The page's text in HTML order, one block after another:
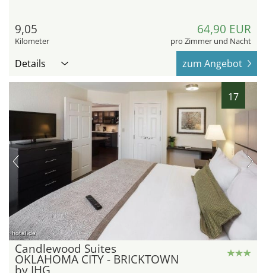
9,05
Kilometer
64,90 EUR
pro Zimmer und Nacht
Details zum Angebot
17
hotel.de
Candlewood Suites
OKLAHOMA CITY - BRICKTOWN